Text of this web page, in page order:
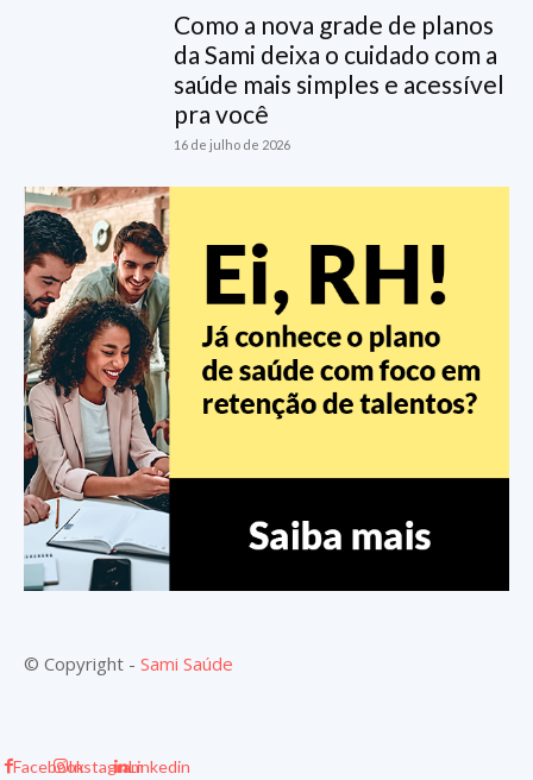
Como a nova grade de planos
da Sami deixa o cuidado com a
saúde mais simples e acessível
pra você
16 de julho de 2026
© Copyright - Sami Saúde
FacebookInstagramLinkedin